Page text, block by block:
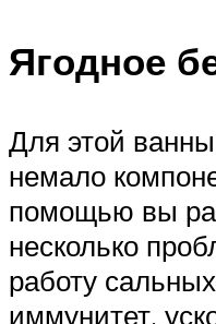
Ягодное
Для этой
немало
помощью вы
несколько
работу
иммунитет,